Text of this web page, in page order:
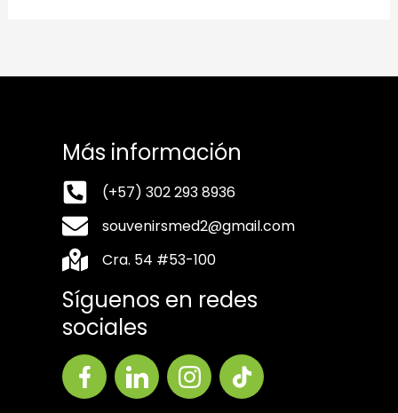
Más información
(+57) 302 293 8936
souvenirsmed2@gmail.com
Cra. 54 #53-100
Síguenos en redes
sociales